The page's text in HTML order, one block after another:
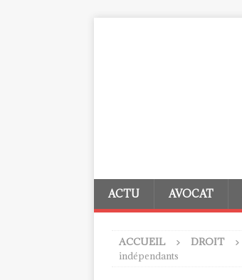
ACTU AVOCAT
ACCUEIL DROIT
indépendants